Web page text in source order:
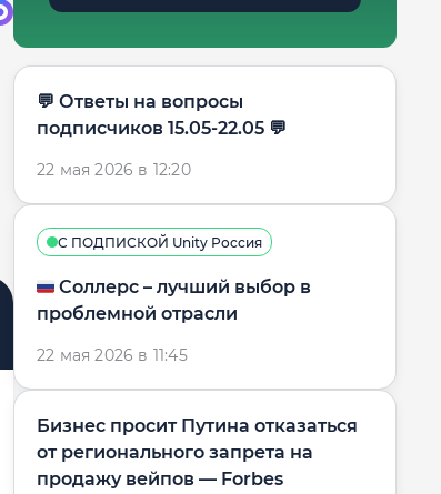
​​💬 Ответы на вопросы
подписчиков 15.05-22.05 💬
22 мая 2026 в 12:20
С ПОДПИСКОЙ Unity Россия
🇷🇺 Соллерс – лучший выбор в
проблемной отрасли
22 мая 2026 в 11:45
Бизнес просит Путина отказаться
от регионального запрета на
продажу вейпов — Forbes